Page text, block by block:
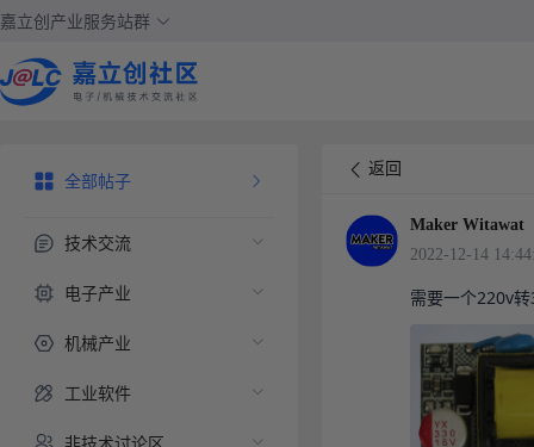
嘉立创产业服务站群
全部帖子
技术交流
电子产业
机械产业
工业软件
返回
Maker Witawat
2022-12-14
需要一个220v